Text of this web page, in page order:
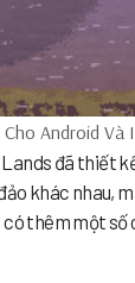
Cho Android Và
đã thiết
khác
thêm một